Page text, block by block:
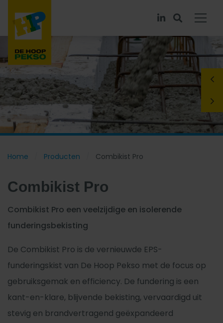
Home Producten Combikist Pro
Combikist Pro
Combikist Pro een veelzijdige en isolerende
funderingsbekisting
De Combikist Pro is de vernieuwde EPS-
funderingskist van De Hoop Pekso met de focus op
gebruiksgemak en efficiency. De fundering is een
kant-en-klare, blijvende bekisting, vervaardigd uit
stevig en brandvertragend geëxpandeerd